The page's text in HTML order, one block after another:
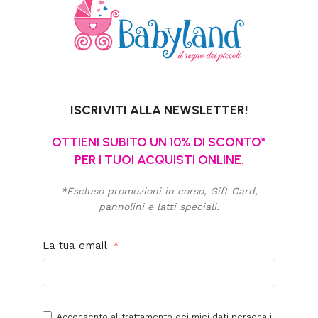
ISCRIVITI ALLA NEWSLETTER!
OTTIENI SUBITO UN 10% DI SCONTO*
PER I TUOI ACQUISTI ONLINE.
*Escluso promozioni in corso, Gift Card,
pannolini e latti speciali.
La tua email